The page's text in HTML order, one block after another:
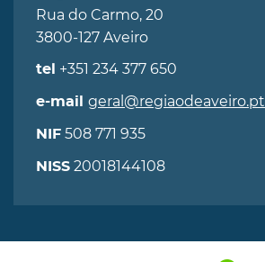
Rua do Carmo, 20
3800-127 Aveiro
tel +351 234 377 650
e-mail geral@regiaodeaveiro.pt
NIF 508 771 935
NISS 20018144108